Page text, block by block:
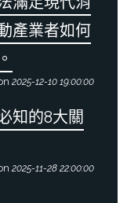
產業者如何
2025-12-10 19:00:00
知的8大關
2025-11-28 22:00:00